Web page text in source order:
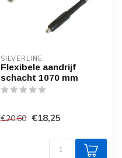
SILVERLINE
Flexibele aandrijf
schacht 1070 mm
€20,60 €18,25